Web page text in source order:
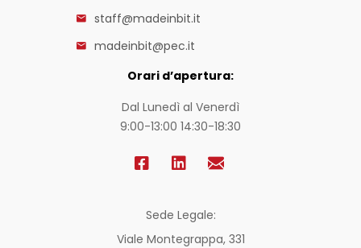
staff@madeinbit.it
madeinbit@pec.it
Orari d’apertura:
Dal Lunedì al Venerdì
9:00-13:00 14:30-18:30
Sede Legale:
Viale Montegrappa, 331